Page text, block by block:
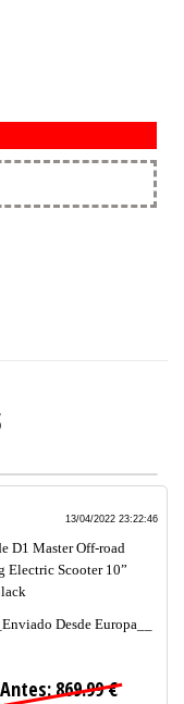
13/04/2022 23:22:46
D1 Master Off-road
Electric Scooter 10”
Desde Europa__
Antes: 869.99 €